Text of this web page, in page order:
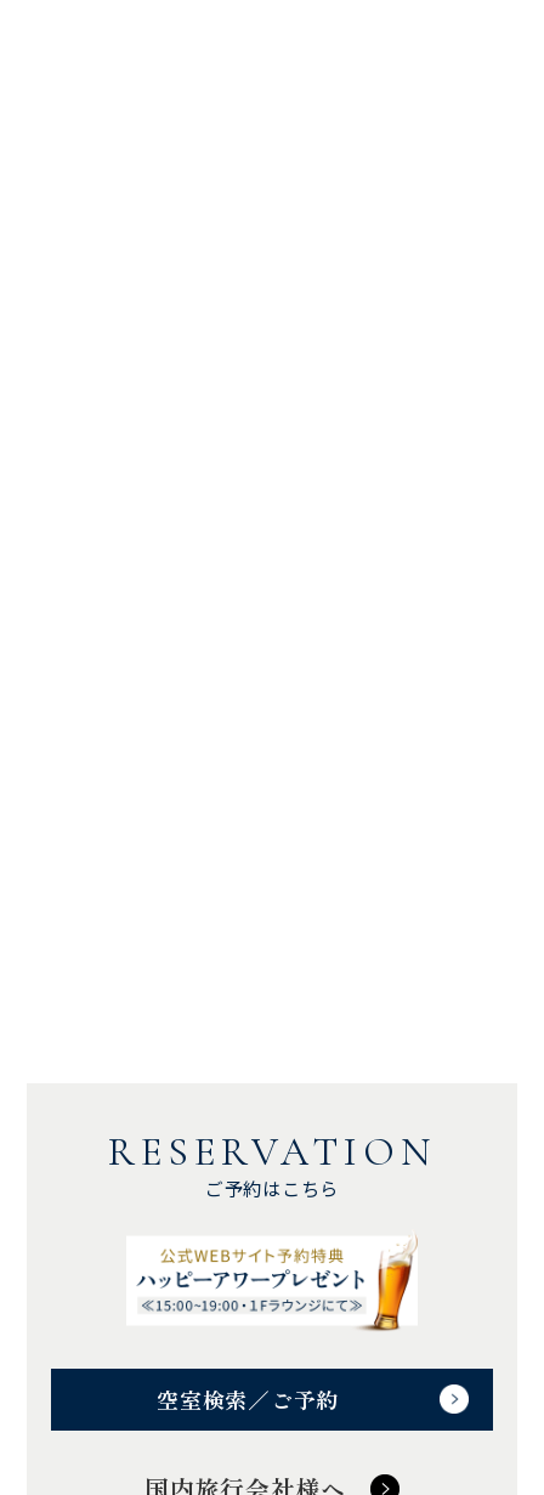
RESERVATION
ご予約はこちら
空室検索／ご予約